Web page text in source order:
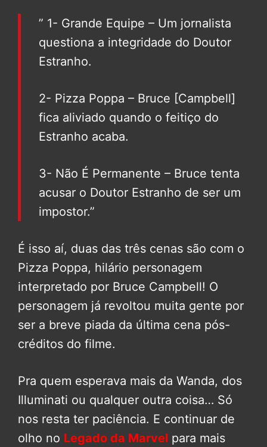
” 1- Grande Equipe – Um jornalista
questiona a integridade do Doutor
Estranho.
2- Pizza Poppa – Bruce [Campbell]
fica aliviado quando o feitiço do
Estranho acaba.
3- Não É Permanente – Bruce tenta
acusar o Doutor Estranho de ser um
impostor.”
É isso aí, duas das três cenas são com o
Pizza Poppa, hilário personagem
interpretado por Bruce Campbell! O
personagem já revoltou muita gente por
ser a breve piada da última cena pós-
créditos do filme.
Pra quem esperava mais da Wanda, dos
Illuminati ou qualquer outra coisa… Só
nos resta ter paciência. E continuar de
olho no Legado da Marvel para mais